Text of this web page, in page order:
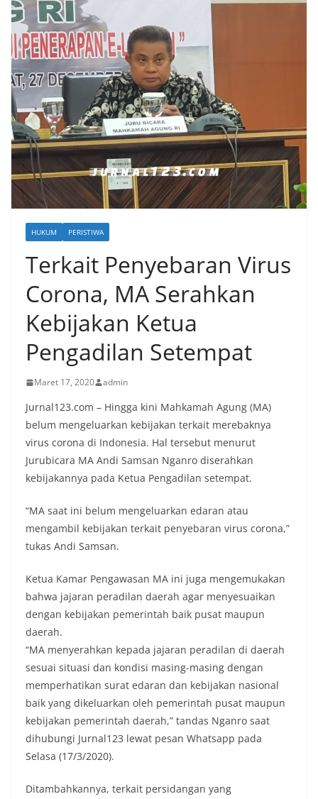
HUKUM PERISTIWA
Terkait Penyebaran Virus
Corona, MA Serahkan
Kebijakan Ketua
Pengadilan Setempat
Maret 17, 2020 admin
Jurnal123.com – Hingga kini Mahkamah Agung (MA)
belum mengeluarkan kebijakan terkait merebaknya
virus corona di Indonesia. Hal tersebut menurut
Jurubicara MA Andi Samsan Nganro diserahkan
kebijakannya pada Ketua Pengadilan setempat.
“MA saat ini belum mengeluarkan edaran atau
mengambil kebijakan terkait penyebaran virus corona,”
tukas Andi Samsan.
Ketua Kamar Pengawasan MA ini juga mengemukakan
bahwa jajaran peradilan daerah agar menyesuaikan
dengan kebijakan pemerintah baik pusat maupun
daerah.
“MA menyerahkan kepada jajaran peradilan di daerah
sesuai situasi dan kondisi masing-masing dengan
memperhatikan surat edaran dan kebijakan nasional
baik yang dikeluarkan oleh pemerintah pusat maupun
kebijakan pemerintah daerah,” tandas Nganro saat
dihubungi Jurnal123 lewat pesan Whatsapp pada
Selasa (17/3/2020).
Ditambahkannya, terkait persidangan yang